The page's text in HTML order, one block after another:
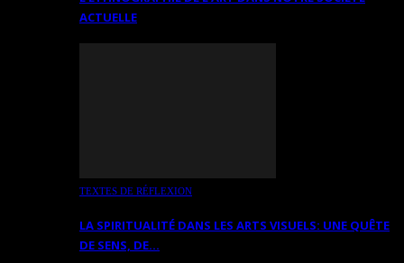
ACTUELLE
TEXTES DE RÉFLEXION
LA SPIRITUALITÉ DANS LES ARTS VISUELS: UNE QUÊTE
DE SENS, DE…